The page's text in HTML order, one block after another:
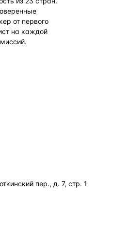
от первого
на каждой
пер., д. 7, стр. 1